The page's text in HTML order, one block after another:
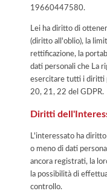
19660447580.
Lei ha diritto di
(diritto all'oblio), la
rettificazione, la
dati personali che La
esercitare tutti i diritti
20, 21, 22 del GDPR.
Diritti
L'interessato ha
o meno di dati
ancora registrati, la
la possibilità di
controllo.